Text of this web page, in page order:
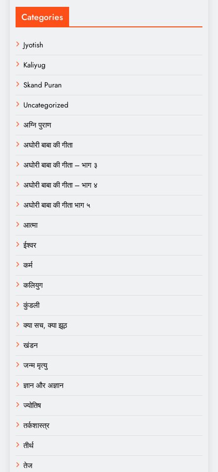
Categories
Jyotish
Kaliyug
Skand Puran
Uncategorized
अग्नि पुराण
अघोरी बाबा की गीता
अघोरी बाबा की गीता – भाग ३
अघोरी बाबा की गीता – भाग ४
अघोरी बाबा की गीता भाग ५
आत्मा
ईश्वर
कर्म
कलियुग
कुंडली
क्या सच, क्या झूठ
खंडन
जन्म मृत्यु
ज्ञान और अज्ञान
ज्योतिष
तर्कशास्त्र
तीर्थ
तेज